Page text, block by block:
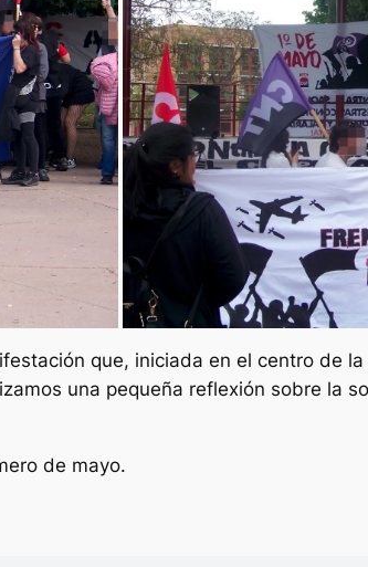
que, iniciada en el centro de
una pequeña reflexión sobre la
de mayo.